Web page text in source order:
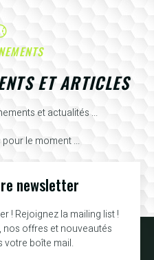
ET ARTICLES
et actualités ...
le moment ...
newsletter
! Rejoignez la mailing list !
offres et nouveautés
votre boîte mail.